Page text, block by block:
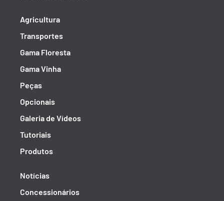
Agricultura
Transportes
Gama Floresta
Gama Vinha
Peças
Opcionais
Galeria de Vídeos
Tutoriais
Produtos
Notícias
Concessionários